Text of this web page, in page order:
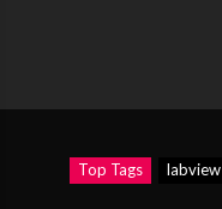
Top Tags labview